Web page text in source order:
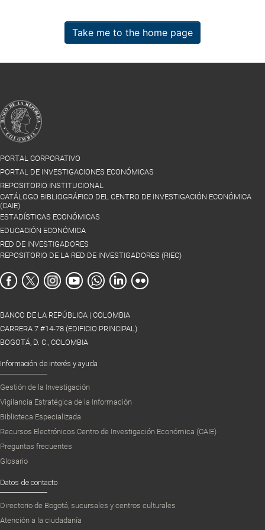
Take me to the home page
PORTAL CORPORATIVO
PORTAL DE INVESTIGACIONES ECONÓMICAS
REPOSITORIO INSTITUCIONAL
CATÁLOGO BIBLIOGRÁFICO DEL CENTRO DE INVESTIGACIÓN ECONÓMICA
(CAIE)
ESTADÍSTICAS ECONÓMICAS
EDUCACIÓN ECONÓMICA
RED DE INVESTIGADORES
REPOSITORIO DE LA RED DE INVESTIGADORES (RIEC)
BANCO DE LA REPÚBLICA | COLOMBIA
CARRERA 7 #14-78 (EDIFICIO PRINCIPAL)
BOGOTÁ, D. C., COLOMBIA
Información de interés y ayuda
Gestión de la Investigación
Vigilancia Estratégica de la Información
Biblioteca Especializada
Recursos Electrónicos Centro de Investigación Económica (CAIE)
Preguntas frecuentes
Glosario
Datos de contacto
Directorio de Bogotá, sucursales y centros culturales
Atención a la ciudadanía